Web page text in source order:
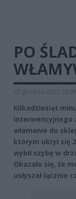
PO
22 grudnia 2022 10:09
Kilkadziesiąt
interwencyjnego
włamanie do
którym ukrył się
wybił szybę w
Okazało się, że
usłyszał